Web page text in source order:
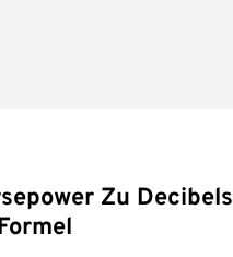
Zu Decibels